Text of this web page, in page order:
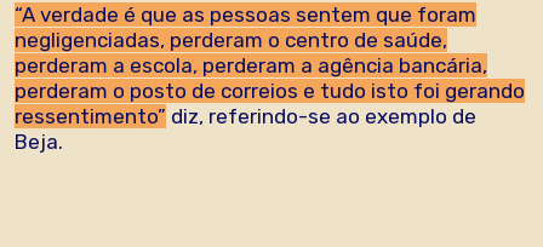
“A verdade é que as pessoas sentem que foram
negligenciadas, perderam o centro de saúde,
perderam a escola, perderam a agência bancária,
perderam o posto de correios e tudo isto foi gerando
ressentimento” diz, referindo-se ao exemplo de
Beja.